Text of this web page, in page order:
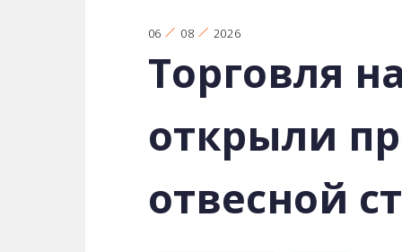
06 08 2026
Торговля
открыли
отвесной